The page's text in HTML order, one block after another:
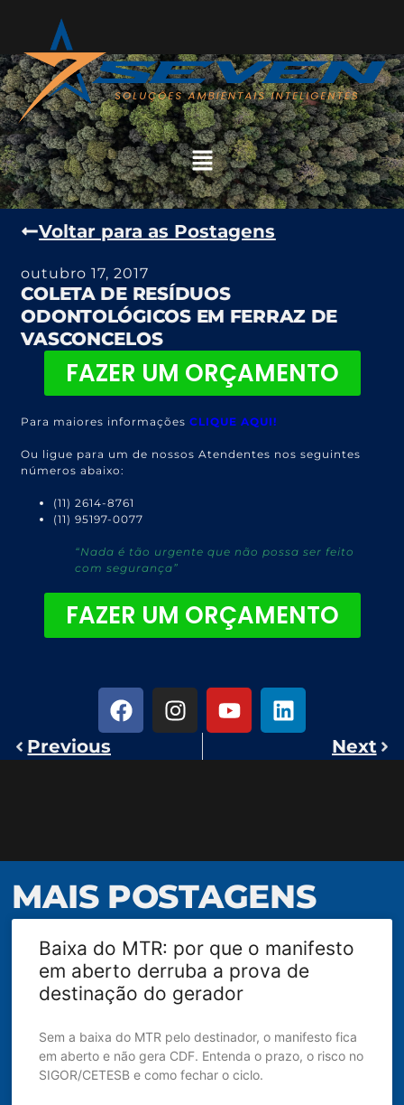
Voltar para as Postagens
outubro 17, 2017
COLETA DE RESÍDUOS
ODONTOLÓGICOS EM FERRAZ DE
VASCONCELOS
FAZER UM ORÇAMENTO
Para maiores informaçõesCLIQUE AQUI!
Ou ligue para um de nossos Atendentes nos seguintes
números abaixo:
(11) 2614-8761
(11) 95197-0077
“Nada é tão urgente que não possa ser feito
com segurança”
FAZER UM ORÇAMENTO
Previous Next
MAIS POSTAGENS
Baixa do MTR: por que o manifesto
em aberto derruba a prova de
destinação do gerador
Sem a baixa do MTR pelo destinador, o manifesto fica
em aberto e não gera CDF. Entenda o prazo, o risco no
SIGOR/CETESB e como fechar o ciclo.